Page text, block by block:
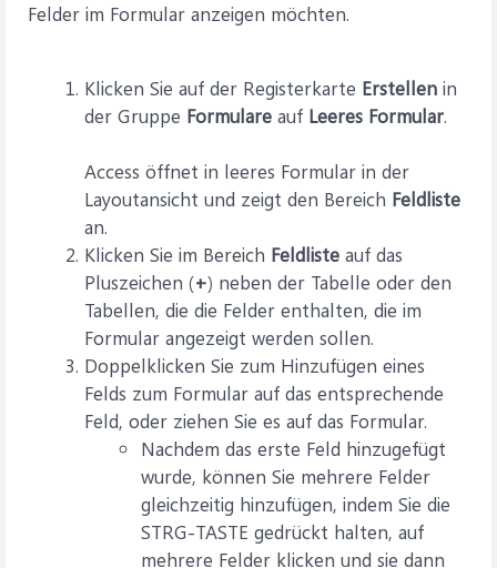
Felder im Formular anzeigen möchten.
Klicken Sie auf der Registerkarte Erstellen in
der Gruppe Formulare auf Leeres Formular.
Access öffnet in leeres Formular in der
Layoutansicht und zeigt den Bereich Feldliste
an.
Klicken Sie im Bereich Feldliste auf das
Pluszeichen (+) neben der Tabelle oder den
Tabellen, die die Felder enthalten, die im
Formular angezeigt werden sollen.
Doppelklicken Sie zum Hinzufügen eines
Felds zum Formular auf das entsprechende
Feld, oder ziehen Sie es auf das Formular.
Nachdem das erste Feld hinzugefügt
wurde, können Sie mehrere Felder
gleichzeitig hinzufügen, indem Sie die
STRG-TASTE gedrückt halten, auf
mehrere Felder klicken und sie dann